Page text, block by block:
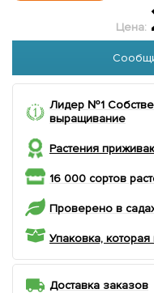
Цена:
Лидер №1
выращивание
Растения
16 000 сортов
Проверено в
Упаковка,
Доставка заказов